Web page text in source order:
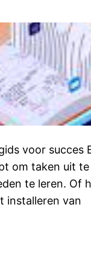
voor succes
om taken uit te
te leren. Of
installeren van